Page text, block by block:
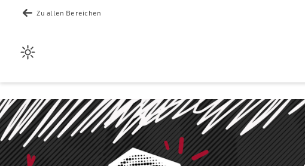
Zu allen Bereichen